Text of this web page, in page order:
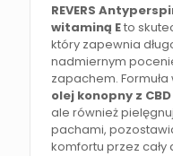
REVERS
witaminą Eto
który zapewnia
nadmiernym
zapachem.
olej konopny z
ale również
pachami,
komfortu przez cały